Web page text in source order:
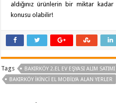
aldığınız ürünlerin bir miktar
konusu olabilir!
Tags
BAKIRKÖY 2.EL EV EŞYASI ALIM SATIMI
BAKIRKÖY İKINCI EL MOBILYA ALAN YERLER